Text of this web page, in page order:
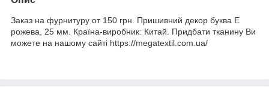
Заказ на фурнитуру от 150 грн. Пришивний декор буква E
рожева, 25 мм. Країна-виробник: Китай. Придбати тканину Ви
можете на нашому сайті https://megatextil.com.ua/